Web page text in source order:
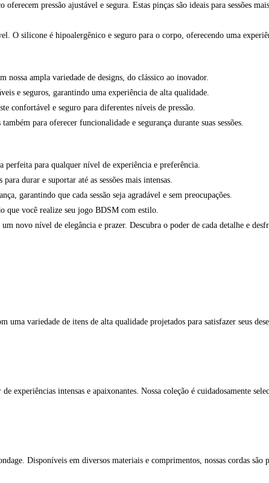
pressão ajustável e segura. Estas pinças são ideais para sessões
O silicone é hipoalergênico e seguro para o corpo, oferecendo uma
nossa ampla variedade de designs, do clássico ao inovador.
e seguros, garantindo uma experiência de alta qualidade.
confortável e seguro para diferentes níveis de pressão.
para oferecer funcionalidade e segurança durante suas sessões.
perfeita para qualquer nível de experiência e preferência.
durar e suportar até as sessões mais intensas.
garantindo que cada sessão seja agradável e sem preocupações.
que você realize seu jogo BDSM com estilo.
novo nível de elegância e prazer. Descubra o poder de cada detalhe e
uma variedade de itens de alta qualidade projetados para satisfazer seus
experiências intensas e apaixonantes. Nossa coleção é cuidadosamente
Disponíveis em diversos materiais e comprimentos, nossas cordas são